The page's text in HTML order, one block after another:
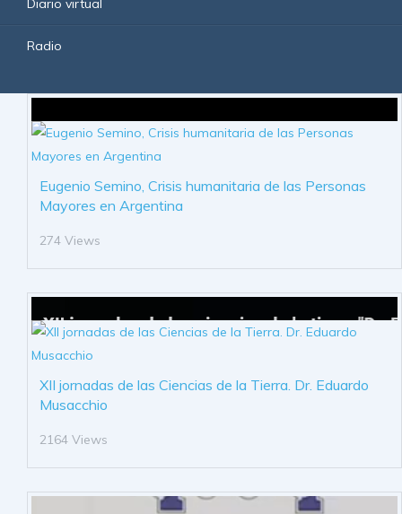
Diario virtual
Radio
Eugenio Semino, Crisis humanitaria de las Personas
Mayores en Argentina
274 Views
XII jornadas de las Ciencias de la Tierra. Dr. Eduardo
Musacchio
2164 Views